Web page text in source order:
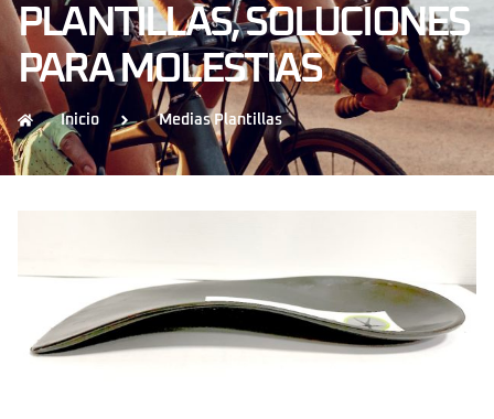
PLANTILLAS,SOLUCIONES
PARA MOLESTIAS
Inicio Medias Plantillas